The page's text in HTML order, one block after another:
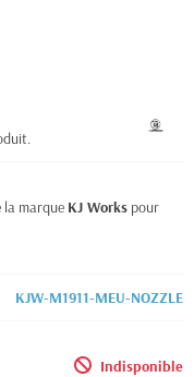
la marque KJ Works pour
KJW-M1911-MEU-NOZZLE
Indisponible